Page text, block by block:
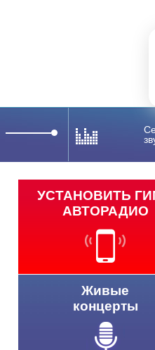
УСТАНОВИТЬ
АВТОРАДИО
Живые
концерты